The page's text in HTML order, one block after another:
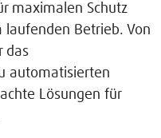
maximalen Schutz
Betrieb. Von
das
automatisierten
Lösungen für